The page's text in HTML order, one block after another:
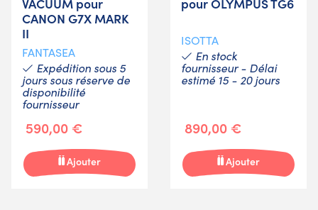
CANON G7X MARK
II
FANTASEA
Expédition sous 5
jours sous réserve de
disponibilité
fournisseur
590,00 €
Ajouter
ISOTTA
En stock
fournisseur - Délai
estimé 15 - 20 jours
890,00 €
Ajouter